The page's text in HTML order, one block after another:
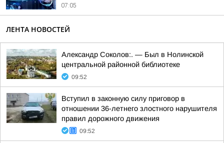
07:05
ЛЕНТА НОВОСТЕЙ
Александр Соколов:. — Был в Нолинской
центральной районной библиотеке
09:52
Вступил в законную силу приговор в
отношении 36-летнего злостного нарушителя
правил дорожного движения
09:52